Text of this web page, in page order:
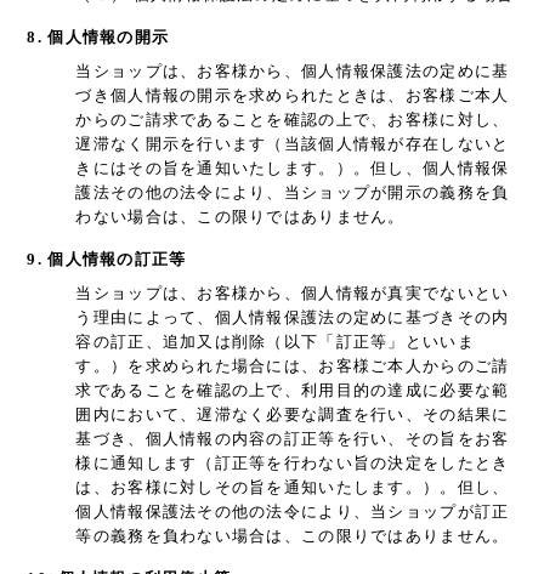
8. 個人情報の開示
当ショップは、お客様から、個人情報保護法の定めに基
づき個人情報の開示を求められたときは、お客様ご本人
からのご請求であることを確認の上で、お客様に対し、
遅滞なく開示を行います（当該個人情報が存在しないと
きにはその旨を通知いたします。）。但し、個人情報保
護法その他の法令により、当ショップが開示の義務を負
わない場合は、この限りではありません。
9. 個人情報の訂正等
当ショップは、お客様から、個人情報が真実でないとい
う理由によって、個人情報保護法の定めに基づきその内
容の訂正、追加又は削除（以下「訂正等」といいま
す。）を求められた場合には、お客様ご本人からのご請
求であることを確認の上で、利用目的の達成に必要な範
囲内において、遅滞なく必要な調査を行い、その結果に
基づき、個人情報の内容の訂正等を行い、その旨をお客
様に通知します（訂正等を行わない旨の決定をしたとき
は、お客様に対しその旨を通知いたします。）。但し、
個人情報保護法その他の法令により、当ショップが訂正
等の義務を負わない場合は、この限りではありません。